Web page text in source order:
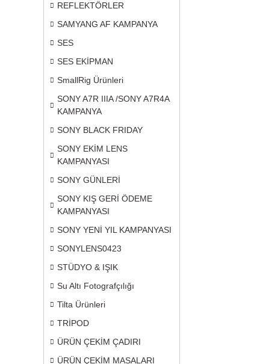
REFLEKTÖRLER
SAMYANG AF KAMPANYA
SES
SES EKİPMAN
SmallRig Ürünleri
SONY A7R IIIA /SONY A7R4A
KAMPANYA
SONY BLACK FRIDAY
SONY EKİM LENS
KAMPANYASI
SONY GÜNLERİ
SONY KIŞ GERİ ÖDEME
KAMPANYASI
SONY YENİ YIL KAMPANYASI
SONYLENS0423
STÜDYO & IŞIK
Su Altı Fotografçılığı
Tilta Ürünleri
TRİPOD
ÜRÜN ÇEKİM ÇADIRI
ÜRÜN ÇEKİM MASALARI